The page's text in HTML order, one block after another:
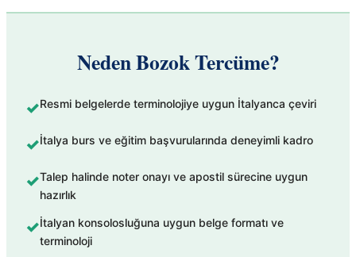
Neden Bozok Tercüme?
✓Resmi belgelerde terminolojiye uygun İtalyanca çeviri
✓İtalya burs ve eğitim başvurularında deneyimli kadro
✓Talep halinde noter onayı ve apostil sürecine uygun
hazırlık
✓İtalyan konsolosluğuna uygun belge formatı ve
terminoloji